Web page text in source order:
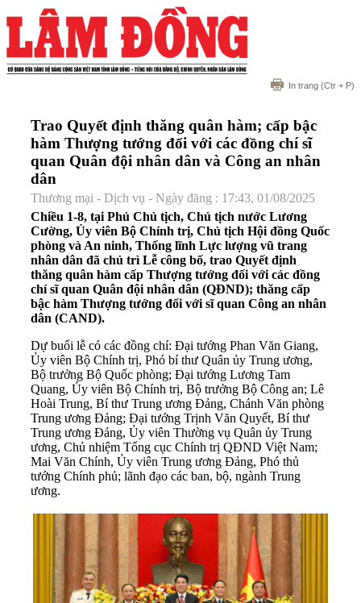
In trang (Ctr + P)
Trao Quyết định thăng quân hàm; cấp bậc
hàm Thượng tướng đối với các đồng chí sĩ
quan Quân đội nhân dân và Công an nhân
dân
Thương mại - Dịch vụ - Ngày đăng : 17:43, 01/08/2025
Chiều 1-8, tại Phủ Chủ tịch, Chủ tịch nước Lương
Cường, Ủy viên Bộ Chính trị, Chủ tịch Hội đồng Quốc
phòng và An ninh, Thống lĩnh Lực lượng vũ trang
nhân dân đã chủ trì Lễ công bố, trao Quyết định
thăng quân hàm cấp Thượng tướng đối với các đồng
chí sĩ quan Quân đội nhân dân (QĐND); thăng cấp
bậc hàm Thượng tướng đối với sĩ quan Công an nhân
dân (CAND).
Dự buổi lễ có các đồng chí: Đại tướng Phan Văn Giang,
Ủy viên Bộ Chính trị, Phó bí thư Quân ủy Trung ương,
Bộ trưởng Bộ Quốc phòng; Đại tướng Lương Tam
Quang, Ủy viên Bộ Chính trị, Bộ trưởng Bộ Công an; Lê
Hoài Trung, Bí thư Trung ương Đảng, Chánh Văn phòng
Trung ương Đảng; Đại tướng Trịnh Văn Quyết, Bí thư
Trung ương Đảng, Ủy viên Thường vụ Quân ủy Trung
ương, Chủ nhiệm Tổng cục Chính trị QĐND Việt Nam;
Mai Văn Chính, Ủy viên Trung ương Đảng, Phó thủ
tướng Chính phủ; lãnh đạo các ban, bộ, ngành Trung
ương.